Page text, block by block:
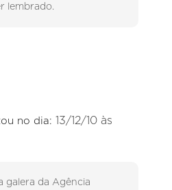
lembrado.
no dia: 13/12/10 às
galera da Agência